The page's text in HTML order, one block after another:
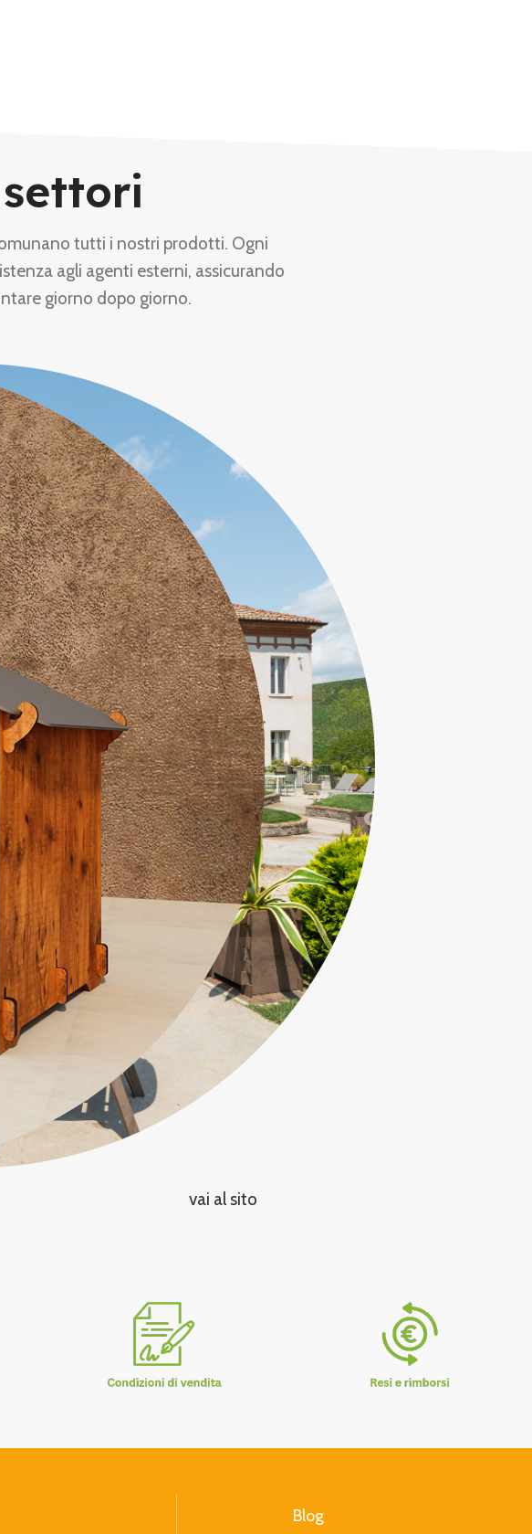
tutti i nostri prodotti. Ogni
agli agenti esterni, assicurando
giorno dopo giorno.
vai al sito
Blog